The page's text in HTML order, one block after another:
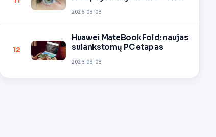
2026-08-08
12
Huawei MateBook Fold: naujas
sulankstomų PC etapas
2026-08-08